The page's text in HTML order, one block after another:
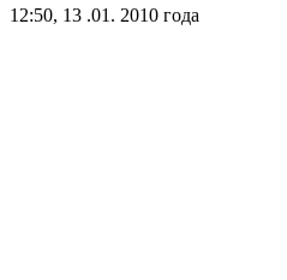
12:50, 13 .01. 2010 года